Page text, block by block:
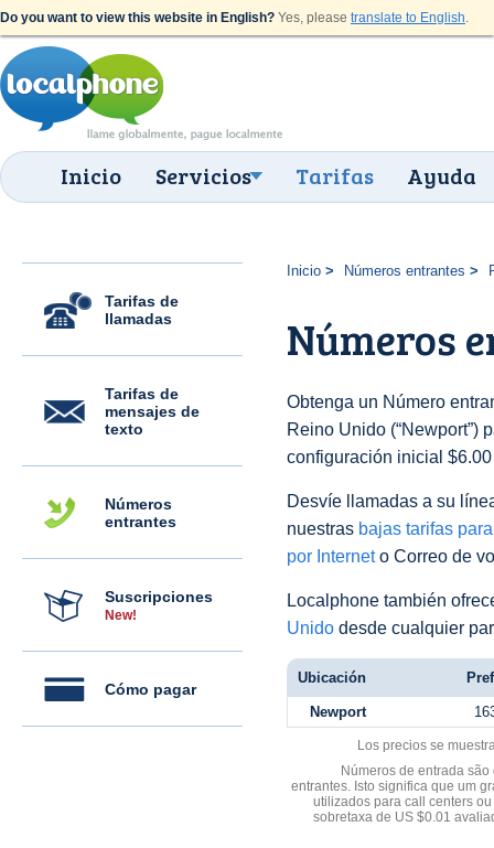
Do you want to view this website in English? Yes, please translate to English.
Inicio Servicios Tarifas Ayuda
Tarifas de
llamadas
Tarifas de
mensajes de
texto
Números
entrantes
Suscripciones
New!
Cómo pagar
Inicio Números entrantes
Números
Obtenga un Número
Reino Unido (“Newport”)
configuración inicial
Desvíe llamadas a su
nuestras bajas tarifas
por Interneto Correo de
Localphone también
Unido desde cualquier
Ubicación
Newport
Los precios se
Números de entrada
entrantes. Isto significa que um
utilizados para call centers
sobretaxa de US $0.01